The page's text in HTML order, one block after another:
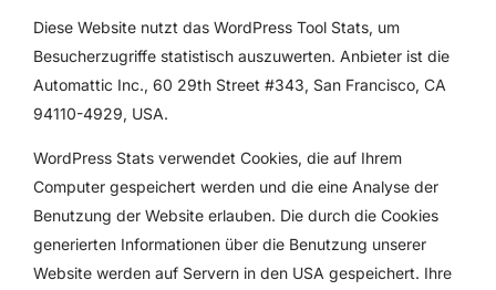
Diese Website nutzt das WordPress Tool Stats, um
Besucherzugriffe statistisch auszuwerten. Anbieter ist die
Automattic Inc., 60 29th Street #343, San Francisco, CA
94110-4929, USA.
WordPress Stats verwendet Cookies, die auf Ihrem
Computer gespeichert werden und die eine Analyse der
Benutzung der Website erlauben. Die durch die Cookies
generierten Informationen über die Benutzung unserer
Website werden auf Servern in den USA gespeichert. Ihre